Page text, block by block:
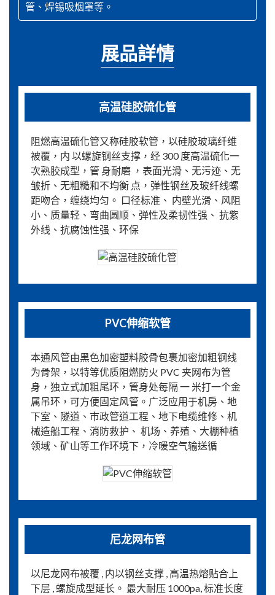
管、焊锡吸烟罩等。
展品詳情
高温硅胶硫化管
阻燃高温硫化管又称硅胶软管，以硅胶玻璃纤维
被覆，内 以螺旋钢丝支撑，经 300 度高温硫化一
次熟胶成型，管 身耐磨 ，表面光滑、无污迹、无
皱折、无粗糙和不均衡 点，弹性钢丝及玻纤线螺
距吻合，缠绕均匀。 口径标准、 内壁光滑、风阻
小、质量轻、弯曲圆顺、弹性及柔韧性强、 抗紫
外线、抗腐蚀性强、环保
PVC伸缩软管
本通风管由黑色加密塑料胶骨包裹加密加粗钢线
为骨架，以特等优质阻燃防火 PVC 夹网布为管
身，独立式加粗尾环，管身处每隔 一 米打一个金
属吊环，可方便固定风管。广泛应用于机房、地
下室、隧道、市政管道工程、地下电缆维修、机
械造船工程、消防救护、 机场、养殖、大棚种植
领域、矿山等工作环境下，冷暖空气输送循
尼龙网布管
以尼龙网布被覆 , 内以钢丝支撑 , 高温热熔贴合上
下层 , 螺旋成型延长。 最大耐压 1000pa, 标准长度